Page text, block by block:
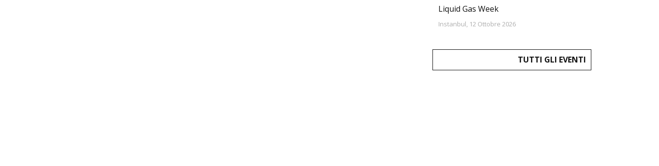
Liquid Gas Week
Instanbul, 12 Ottobre 2026
TUTTI GLI EVENTI